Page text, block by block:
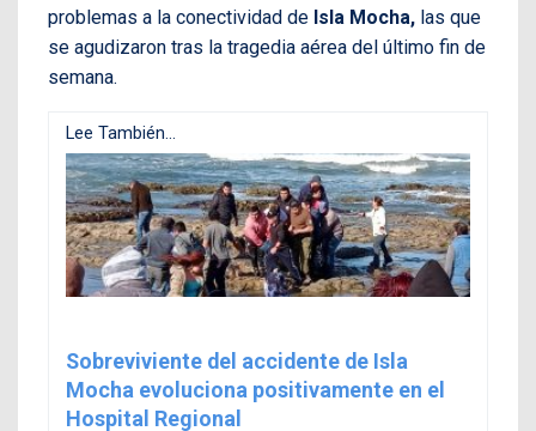
problemas a la conectividad de Isla Mocha, las que
se agudizaron tras la tragedia aérea del último fin de
semana.
Lee También...
Sobreviviente del accidente de Isla
Mocha evoluciona positivamente en el
Hospital Regional